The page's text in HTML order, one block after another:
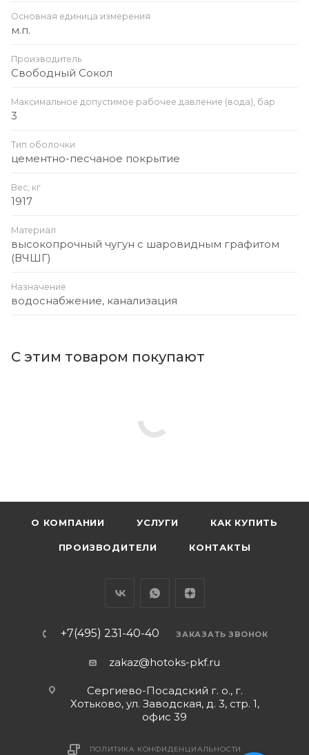
Основная единица измерения
м.п.
Производитель
Свободный Сокол
Максимальное допустимое рабочее давление (вода), бар
3
Тип оболочки
цементно-песчаное покрытие
Вес, кг
1917
Материал
высокопрочный чугун с шаровидным графитом
(ВЧШГ)
Назначение
водоснабжение, канализация
С этим товаром покупают
О КОМПАНИИ УСЛУГИ КАК КУПИТЬ
ПРОИЗВОДИТЕЛИ КОНТАКТЫ
+7(495) 231-40-40 ЗАКАЗАТЬ ЗВОНОК
zakaz@hotoks-pkf.ru
Сергиево-Посадский г. о., г.
Хотьково, ул. Заводская, д. 3, стр. 1,
офис 39
ПОЛИТИКА КОНФИДЕНЦИАЛЬНОСТИ